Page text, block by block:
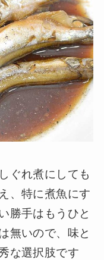
ぐれ煮にしても
、特に煮魚にす
勝手はもうひと
無いので、味と
な選択肢です